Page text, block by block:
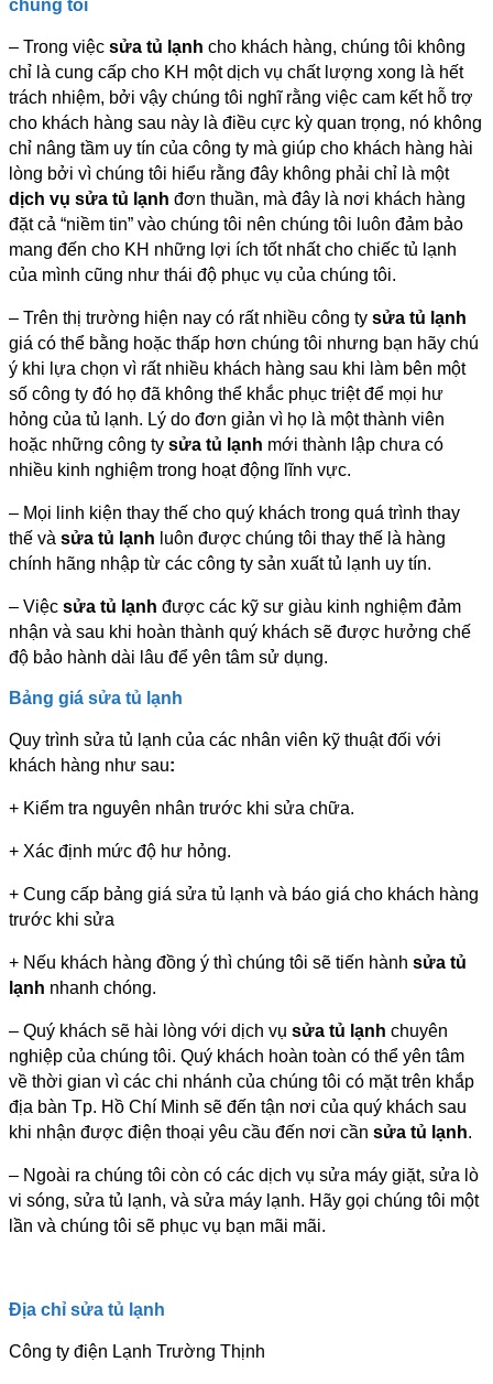
chúng tôi
– Trong việc sửa tủ lạnh cho khách hàng, chúng tôi không
chỉ là cung cấp cho KH một dịch vụ chất lượng xong là hết
trách nhiệm, bởi vậy chúng tôi nghĩ rằng việc cam kết hỗ trợ
cho khách hàng sau này là điều cực kỳ quan trọng, nó không
chỉ nâng tầm uy tín của công ty mà giúp cho khách hàng hài
lòng bởi vì chúng tôi hiểu rằng đây không phải chỉ là một
dịch vụ sửa tủ lạnh đơn thuần, mà đây là nơi khách hàng
đặt cả “niềm tin” vào chúng tôi nên chúng tôi luôn đảm bảo
mang đến cho KH những lợi ích tốt nhất cho chiếc tủ lạnh
của mình cũng như thái độ phục vụ của chúng tôi.
– Trên thị trường hiện nay có rất nhiều công ty sửa tủ lạnh
giá có thể bằng hoặc thấp hơn chúng tôi nhưng bạn hãy chú
ý khi lựa chọn vì rất nhiều khách hàng sau khi làm bên một
số công ty đó họ đã không thể khắc phục triệt để mọi hư
hỏng của tủ lạnh. Lý do đơn giản vì họ là một thành viên
hoặc những công ty sửa tủ lạnh mới thành lập chưa có
nhiều kinh nghiệm trong hoạt động lĩnh vực.
– Mọi linh kiện thay thế cho quý khách trong quá trình thay
thế và sửa tủ lạnh luôn được chúng tôi thay thế là hàng
chính hãng nhập từ các công ty sản xuất tủ lạnh uy tín.
– Việc sửa tủ lạnh được các kỹ sư giàu kinh nghiệm đảm
nhận và sau khi hoàn thành quý khách sẽ được hưởng chế
độ bảo hành dài lâu để yên tâm sử dụng.
Bảng giá sửa tủ lạnh
Quy trình sửa tủ lạnh của các nhân viên kỹ thuật đối với
khách hàng như sau:
+ Kiểm tra nguyên nhân trước khi sửa chữa.
+ Xác định mức độ hư hỏng.
+ Cung cấp bảng giá sửa tủ lạnh và báo giá cho khách hàng
trước khi sửa
+ Nếu khách hàng đồng ý thì chúng tôi sẽ tiến hành sửa tủ
lạnh nhanh chóng.
– Quý khách sẽ hài lòng với dịch vụ sửa tủ lạnh chuyên
nghiệp của chúng tôi. Quý khách hoàn toàn có thể yên tâm
về thời gian vì các chi nhánh của chúng tôi có mặt trên khắp
địa bàn Tp. Hồ Chí Minh sẽ đến tận nơi của quý khách sau
khi nhận được điện thoại yêu cầu đến nơi cần sửa tủ lạnh.
– Ngoài ra chúng tôi còn có các dịch vụ sửa máy giặt, sửa lò
vi sóng, sửa tủ lạnh, và sửa máy lạnh. Hãy gọi chúng tôi một
lần và chúng tôi sẽ phục vụ bạn mãi mãi.
Địa chỉ sửa tủ lạnh
Công ty điện Lạnh Trường Thịnh